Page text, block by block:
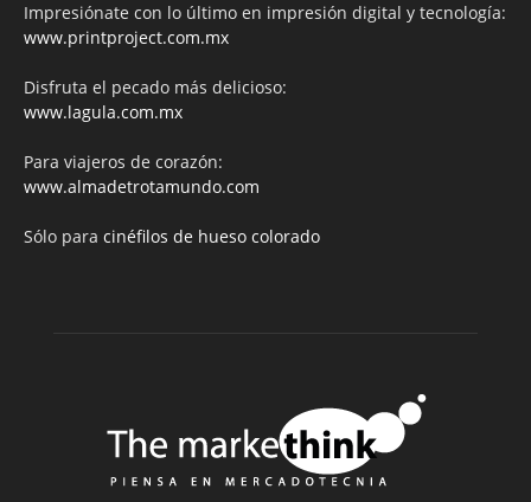
Impresiónate con lo último en impresión digital y tecnología:
www.printproject.com.mx
Disfruta el pecado más delicioso:
www.lagula.com.mx
Para viajeros de corazón:
www.almadetrotamundo.com
Sólo para cinéfilos de hueso colorado